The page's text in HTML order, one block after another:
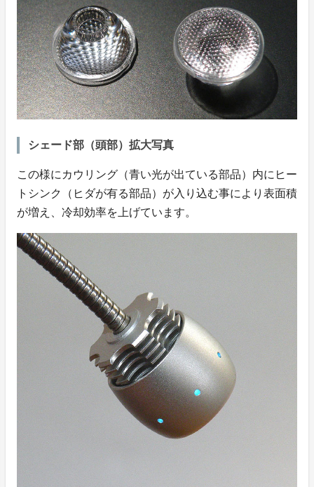
シェード部（頭部）拡大写真
この様にカウリング（青い光が出ている部品）内にヒー
トシンク（ヒダが有る部品）が入り込む事により表面積
が増え、冷却効率を上げています。